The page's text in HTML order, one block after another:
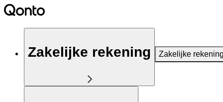
Zakelijke rekening Zakelijke